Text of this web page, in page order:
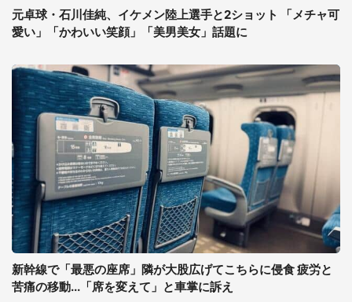
元卓球・石川佳純、イケメン陸上選手と2ショット 「メチャ可
愛い」「かわいい笑顔」「美男美女」話題に
新幹線で「最悪の座席」隣が大股広げてこちらに侵食 疲労と
苦痛の移動...「席を変えて」と車掌に訴え